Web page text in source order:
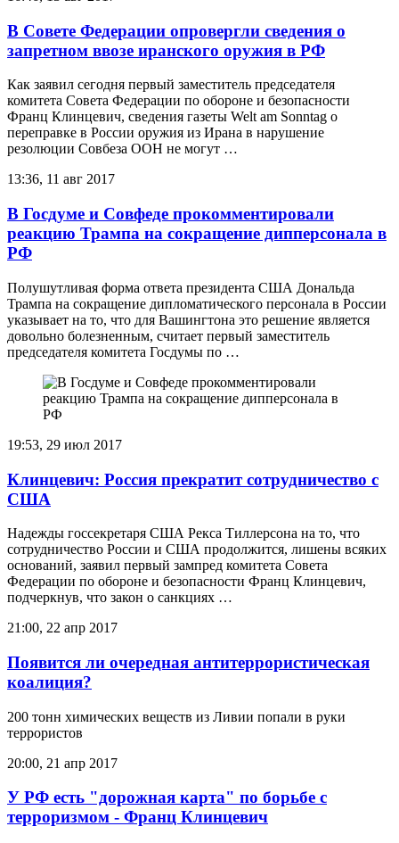
В Совете Федерации опровергли сведения о
запретном ввозе иранского оружия в РФ
Как заявил сегодня первый заместитель председателя
комитета Совета Федерации по обороне и безопасности
Франц Клинцевич, сведения газеты Welt am Sonntag о
переправке в России оружия из Ирана в нарушение
резолюции Совбеза ООН не могут …
13:36, 11 авг 2017
В Госдуме и Совфеде прокомментировали
реакцию Трампа на сокращение дипперсонала в
РФ
Полушутливая форма ответа президента США Дональда
Трампа на сокращение дипломатического персонала в России
указывает на то, что для Вашингтона это решение является
довольно болезненным, считает первый заместитель
председателя комитета Госдумы по …
19:53, 29 июл 2017
Клинцевич: Россия прекратит сотрудничество с
США
Надежды госсекретаря США Рекса Тиллерсона на то, что
сотрудничество России и США продолжится, лишены всяких
оснований, заявил первый зампред комитета Совета
Федерации по обороне и безопасности Франц Клинцевич,
подчеркнув, что закон о санкциях …
21:00, 22 апр 2017
Появится ли очередная антитеррористическая
коалиция?
200 тонн химических веществ из Ливии попали в руки
террористов
20:00, 21 апр 2017
У РФ есть "дорожная карта" по борьбе с
терроризмом - Франц Клинцевич